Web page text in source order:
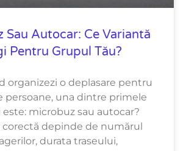
Sau Autocar: Ce Variantă
Pentru Grupul Tău?
organizezi o deplasare pentru
persoane, una dintre primele
microbuz sau autocar?
corectă depinde de numărul
durata traseului,